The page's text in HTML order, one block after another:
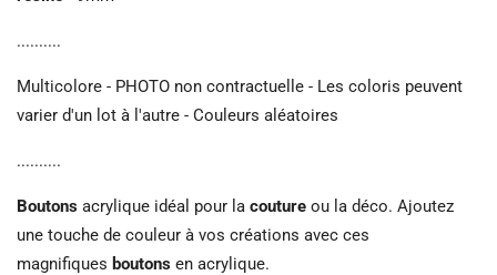
..........
Multicolore - PHOTO non contractuelle - Les coloris peuvent
varier d'un lot à l'autre - Couleurs aléatoires
..........
Boutons acrylique idéal pour la couture ou la déco. Ajoutez
une touche de couleur à vos créations avec ces
magnifiques boutons en acrylique.